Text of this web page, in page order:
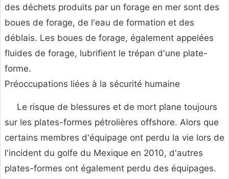
des déchets produits par un forage en mer sont des
boues de forage, de l'eau de formation et des
déblais. Les boues de forage, également appelées
fluides de forage, lubrifient le trépan d'une plate-
forme.
Préoccupations liées à la sécurité humaine
Le risque de blessures et de mort plane toujours
sur les plates-formes pétrolières offshore. Alors que
certains membres d'équipage ont perdu la vie lors de
l'incident du golfe du Mexique en 2010, d'autres
plates-formes ont également perdu des équipages.